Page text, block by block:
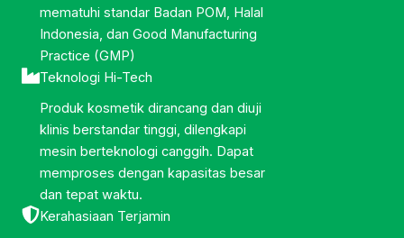
mematuhi standar Badan POM, Halal
Indonesia, dan Good Manufacturing
Practice (GMP)
Teknologi Hi-Tech
Produk kosmetik dirancang dan diuji
klinis berstandar tinggi, dilengkapi
mesin berteknologi canggih. Dapat
memproses dengan kapasitas besar
dan tepat waktu.
Kerahasiaan Terjamin